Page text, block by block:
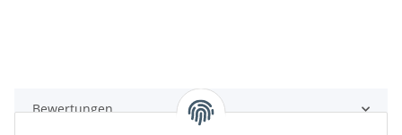
Bewertungen